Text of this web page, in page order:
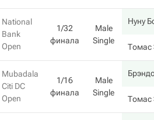
National
Bank
Open
1/32
финала
Male
Single
Нуну
Томас
Mubadala
Citi DC
Open
1/16
финала
Male
Single
Томас